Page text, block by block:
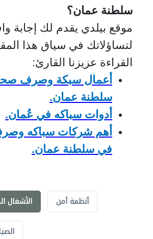
سلطنة عمان؟
موقع بيلدي يقدم لك إجابة
لتساؤلاتك في سياق هذا
القراءة عزيزنا القارئ:
أعمال سبكة وصرف
سلطنة عمان.
أدوات سباكه في عُمان.
أهم شركات سباكه
في سلطنة عمان.
الأشغال أنظمة أمن